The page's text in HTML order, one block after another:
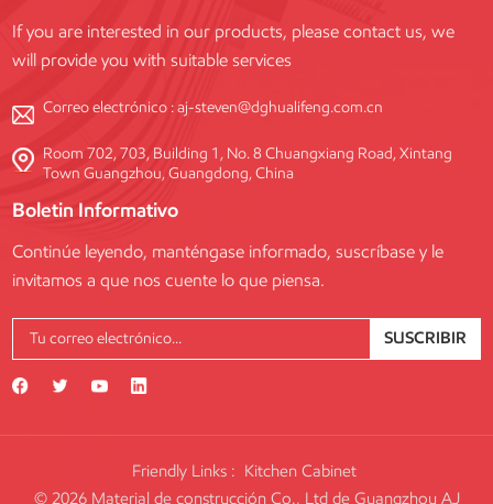
If you are interested in our products, please contact us, we
will provide you with suitable services
Correo electrónico :aj-steven@dghualifeng.com.cn
Room 702, 703, Building 1, No. 8 Chuangxiang Road, Xintang
Town Guangzhou, Guangdong, China
Boletin Informativo
Continúe leyendo, manténgase informado, suscríbase y le
invitamos a que nos cuente lo que piensa.
SUSCRIBIR
Friendly Links : Kitchen Cabinet
© 2026 Material de construcción Co., Ltd de Guangzhou AJ